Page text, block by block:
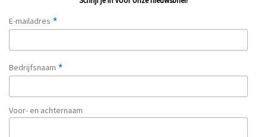
E-mailadres *
Bedrijfsnaam *
Voor- en achternaam